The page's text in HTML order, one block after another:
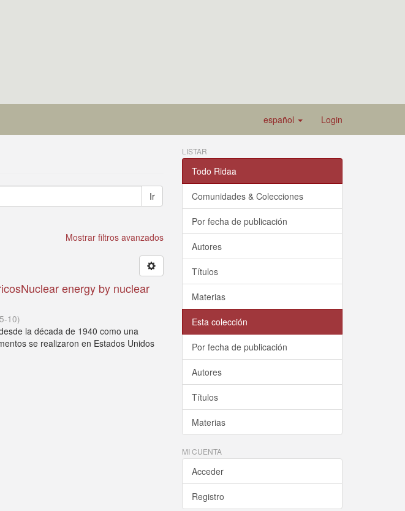
español Login
Ir
Mostrar filtros avanzados
energy by nuclear
10)
la década de 1940 como una
se realizaron en Estados Unidos
LISTAR
Todo Ridaa
Comunidades & Colecciones
Por fecha de publicación
Autores
Títulos
Materias
Esta colección
Por fecha de publicación
Autores
Títulos
Materias
MI CUENTA
Acceder
Registro